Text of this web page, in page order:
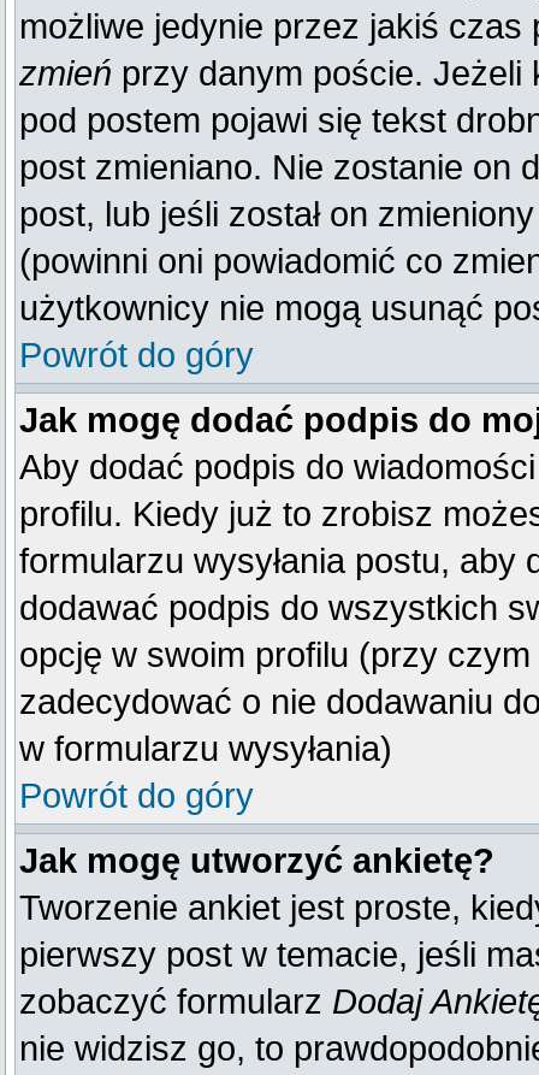
możliwe jedynie przez jakiś
zmień przy danym poście. Jeżeli
pod postem pojawi się tekst
post zmieniano. Nie zostanie on
post, lub jeśli został on
(powinni oni powiadomić co
użytkownicy nie mogą usunąć
Powrót do góry
Jak mogę dodać podpis do
Aby dodać podpis do
profilu. Kiedy już to zrobisz
formularzu wysyłania postu,
dodawać podpis do wszystkich
opcję w swoim profilu (przy
zadecydować o nie dodawaniu
w formularzu wysyłania)
Powrót do góry
Jak mogę utworzyć ankietę?
Tworzenie ankiet jest proste,
pierwszy post w temacie, jeśli
zobaczyć formularz Dodaj
nie widzisz go, to